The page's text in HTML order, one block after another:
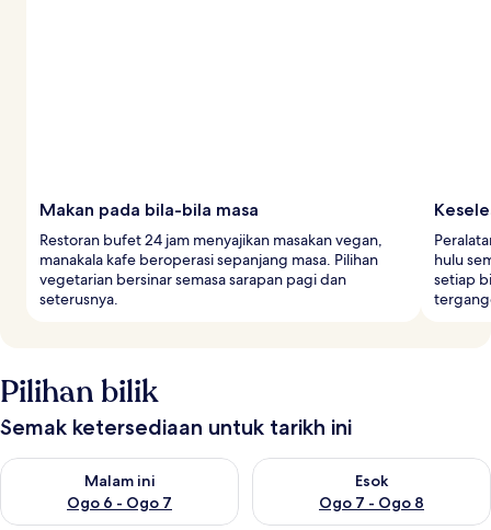
Makan pada bila-bila masa
Restoran bufet 24 jam menyajikan masakan vegan,
manakala kafe beroperasi sepanjang masa. Pilihan
vegetarian bersinar semasa sarapan pagi dan
seterusnya.
hulu
setiap
Pilihan bilik
Semak ketersediaan untuk tarikh ini
Malam ini
Ogo 6 - Ogo 7
Semak ketersediaan untuk malam ini Ogo 6 - Ogo 7
Esok
Ogo 7 - Ogo 8
Semak ketersediaan untuk